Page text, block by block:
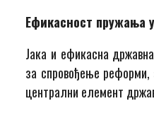
Ефикасност пружања
Јака и ефикасна
за спровођење
централни елемент